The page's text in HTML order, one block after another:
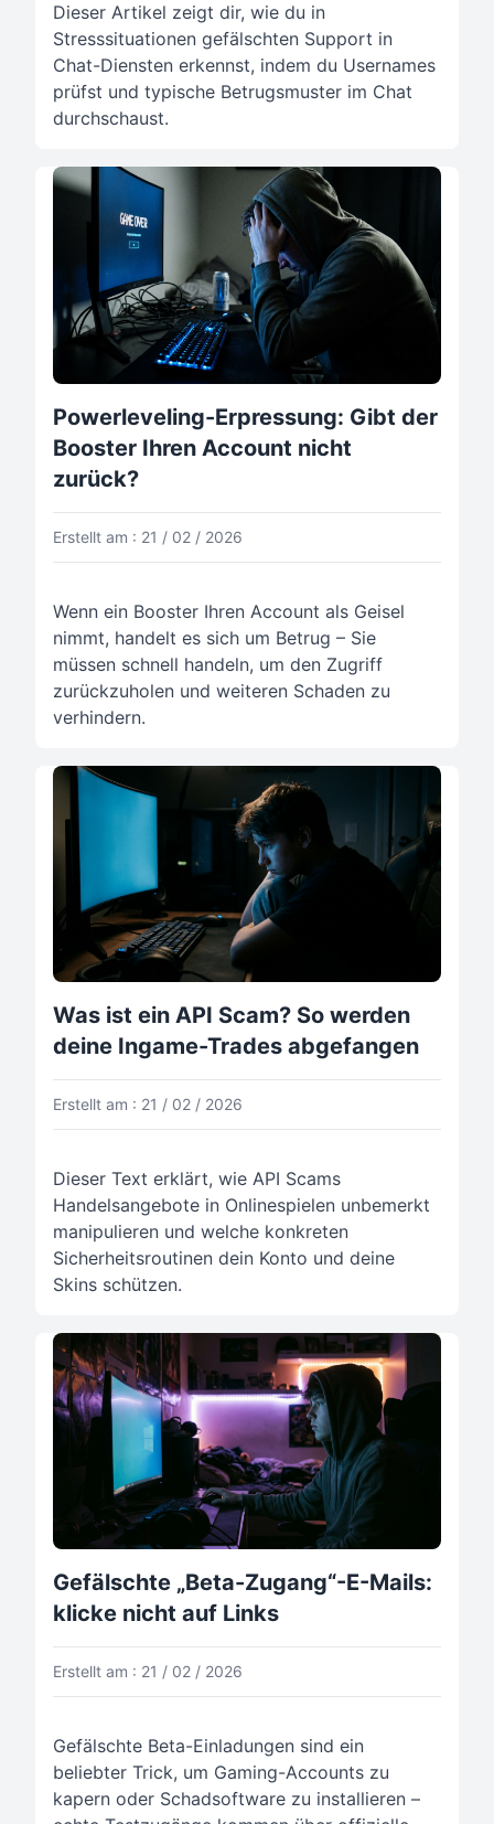
Dieser Artikel zeigt dir, wie du in
Stresssituationen gefälschten Support in
Chat-Diensten erkennst, indem du Usernames
prüfst und typische Betrugsmuster im Chat
durchschaust.
Powerleveling-Erpressung: Gibt der
Booster Ihren Account nicht
zurück?
Erstellt am : 21 / 02 / 2026
Wenn ein Booster Ihren Account als Geisel
nimmt, handelt es sich um Betrug – Sie
müssen schnell handeln, um den Zugriff
zurückzuholen und weiteren Schaden zu
verhindern.
Was ist ein API Scam? So werden
deine Ingame-Trades abgefangen
Erstellt am : 21 / 02 / 2026
Dieser Text erklärt, wie API Scams
Handelsangebote in Onlinespielen unbemerkt
manipulieren und welche konkreten
Sicherheitsroutinen dein Konto und deine
Skins schützen.
Gefälschte „Beta-Zugang“-E-Mails:
klicke nicht auf Links
Erstellt am : 21 / 02 / 2026
Gefälschte Beta-Einladungen sind ein
beliebter Trick, um Gaming-Accounts zu
kapern oder Schadsoftware zu installieren –